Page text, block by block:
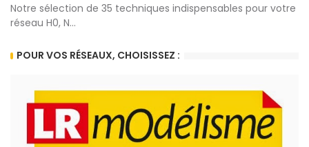
Notre sélection de 35 techniques indispensables pour votre
réseau H0, N...
POUR VOS RÉSEAUX, CHOISISSEZ :